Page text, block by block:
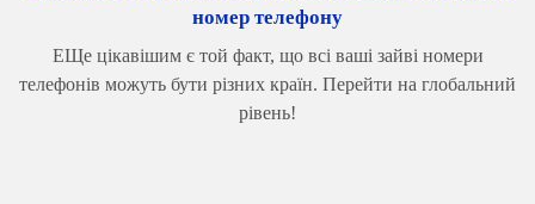
номер телефону
EЩе цікавішим є той факт, що всі ваші зайві номери
телефонів можуть бути різних країн. Перейти на глобальний
рівень!